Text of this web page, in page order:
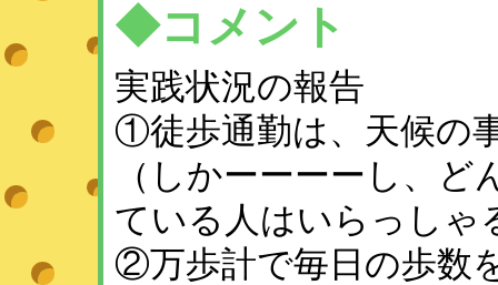
◆コメント
実践状況の報告
①徒歩通勤は、天候の
（しかーーーーし、
ている人はいらっしゃ
②万歩計で毎日の歩数